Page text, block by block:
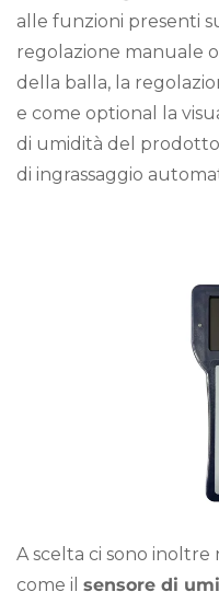
alle funzioni presenti
regolazione manuale
della balla, la
e come optional la
di umidità del prodotto
di ingrassaggio
A scelta ci sono inoltre
come il sensore di